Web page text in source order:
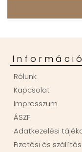
Rólunk
Kapcsolat
Impresszum
ÁSZF
Adatkezelési
Fizetési és